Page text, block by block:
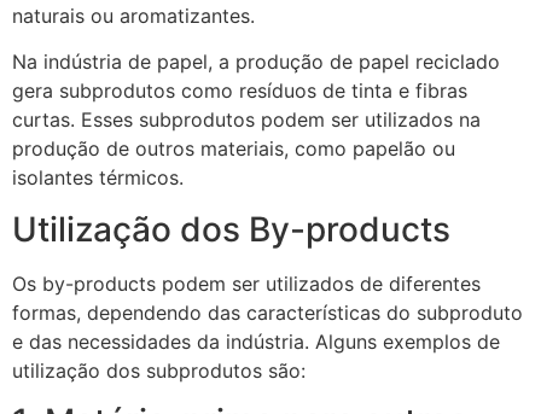
naturais ou aromatizantes.
Na indústria de papel, a produção de papel reciclado
gera subprodutos como resíduos de tinta e fibras
curtas. Esses subprodutos podem ser utilizados na
produção de outros materiais, como papelão ou
isolantes térmicos.
Utilização dos By-products
Os by-products podem ser utilizados de diferentes
formas, dependendo das características do subproduto
e das necessidades da indústria. Alguns exemplos de
utilização dos subprodutos são: